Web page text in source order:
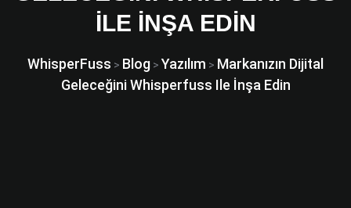
ILE İNŞA EDIN
WhisperFuss > Blog > Yazılım > Markanızın Dijital
Geleceğini Whisperfuss Ile İnşa Edin